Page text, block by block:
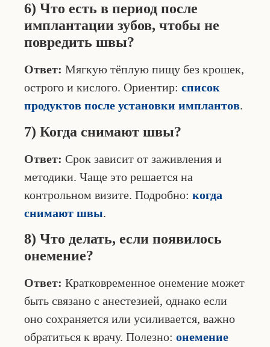
6) Что есть в период после
имплантации зубов, чтобы не
повредить швы?
Ответ: Мягкую тёплую пищу без крошек,
острого и кислого. Ориентир: список
продуктов после установки имплантов.
7) Когда снимают швы?
Ответ: Срок зависит от заживления и
методики. Чаще это решается на
контрольном визите. Подробно: когда
снимают швы.
8) Что делать, если появилось
онемение?
Ответ: Кратковременное онемение может
быть связано с анестезией, однако если
оно сохраняется или усиливается, важно
обратиться к врачу. Полезно: онемение